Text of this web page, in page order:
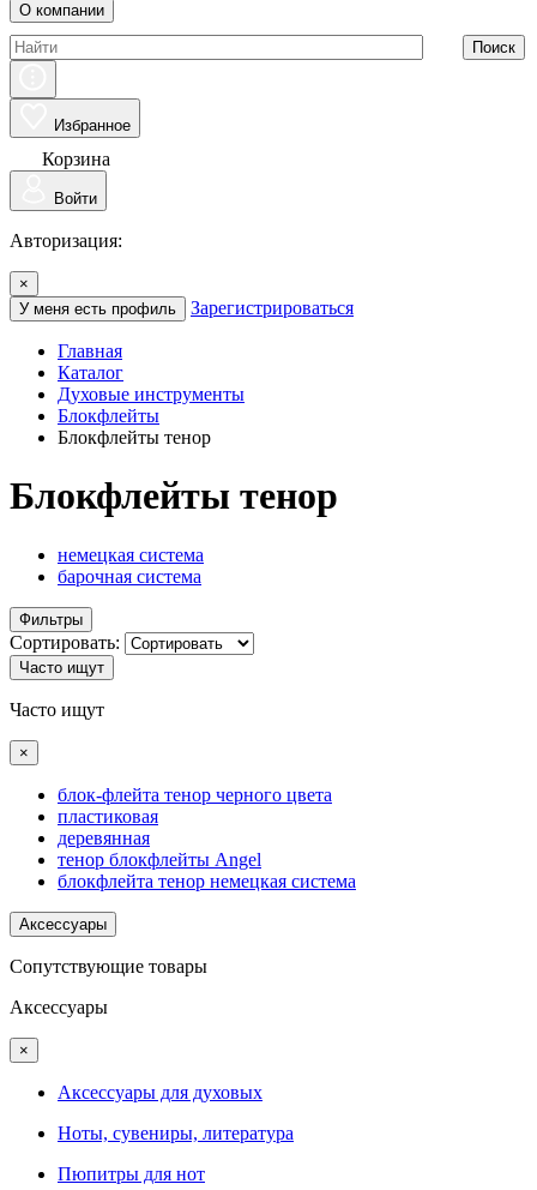
О компании
Поиск
Избранное
Корзина
Войти
Авторизация:
×
У меня есть профиль
Зарегистрироваться
Главная
Каталог
Духовые инструменты
Блокфлейты
Блокфлейты тенор
Блокфлейты тенор
немецкая система
барочная система
Фильтры
Сортировать:
Часто ищут
Часто ищут
×
блок-флейта тенор черного цвета
пластиковая
деревянная
тенор блокфлейты Angel
блокфлейта тенор немецкая система
Аксессуары
Сопутствующие товары
Аксессуары
×
Аксессуары для духовых
Ноты, сувениры, литература
Пюпитры для нот